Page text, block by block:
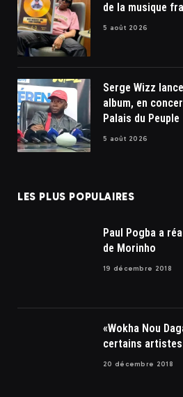
de la musique
5 août 2026
Serge Wizz
album, en
Palais du Peuple
5 août 2026
LES PLUS POPULAIRES
Paul Pogba a
de Morinho
19 décembre 2018
«Wokha Nou Dagalan » : Singleton cite
certains
soulards
20 décembre 2018